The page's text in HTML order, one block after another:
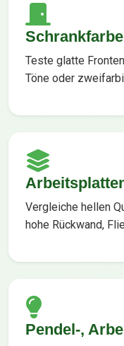
Teste glatte
Töne oder
Vergleiche hellen
hohe Rückwand,
Pendel-,